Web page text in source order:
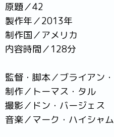
原題／42
製作年／2013年
制作国／アメリカ
内容時間／128分
監督・脚本／ブライアン
制作／トーマス・タル
撮影／ドン・バージェス
音楽／マーク・ハイシャム